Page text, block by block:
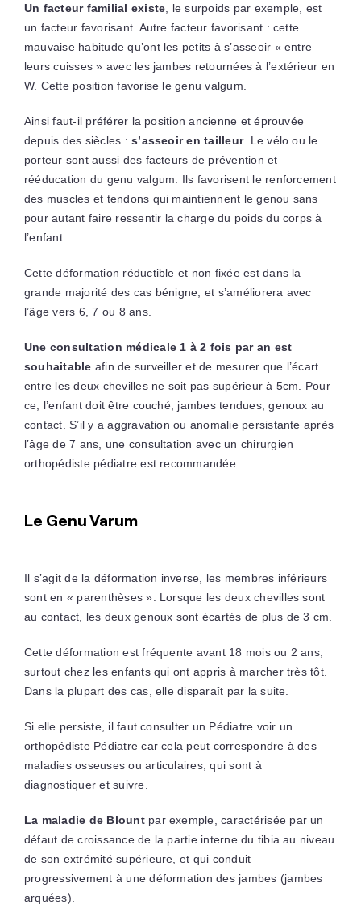
Un facteur familial existe , le surpoids par exemple, est
un facteur favorisant. Autre facteur favorisant : cette
mauvaise habitude qu’ont les petits à s’asseoir « entre
leurs cuisses » avec les jambes retournées à l’extérieur en
W. Cette position favorise le genu valgum.
Ainsi faut-il préférer la position ancienne et éprouvée
depuis des siècles :s’asseoir en tailleur. Le vélo ou le
porteur sont aussi des facteurs de prévention et
rééducation du genu valgum. Ils favorisent le renforcement
des muscles et tendons qui maintiennent le genou sans
pour autant faire ressentir la charge du poids du corps à
l’enfant.
Cette déformation réductible et non fixée est dans la
grande majorité des cas bénigne, et s’améliorera avec
l’âge vers 6, 7 ou 8 ans.
Une consultation médicale 1 à 2 fois par an est
souhaitable afin de surveiller et de mesurer que l’écart
entre les deux chevilles ne soit pas supérieur à 5cm. Pour
ce, l’enfant doit être couché, jambes tendues, genoux au
contact. S’il y a aggravation ou anomalie persistante après
l’âge de 7 ans, une consultation avec un chirurgien
orthopédiste pédiatre est recommandée.
Le Genu Varum
Il s’agit de la déformation inverse, les membres inférieurs
sont en « parenthèses ». Lorsque les deux chevilles sont
au contact, les deux genoux sont écartés de plus de 3 cm.
Cette déformation est fréquente avant 18 mois ou 2 ans,
surtout chez les enfants qui ont appris à marcher très tôt.
Dans la plupart des cas, elle disparaît par la suite.
Si elle persiste, il faut consulter un Pédiatre voir un
orthopédiste Pédiatre car cela peut correspondre à des
maladies osseuses ou articulaires, qui sont à
diagnostiquer et suivre.
La maladie de Blountpar exemple, caractérisée par un
défaut de croissance de la partie interne du tibia au niveau
de son extrémité supérieure, et qui conduit
progressivement à une déformation des jambes (jambes
arquées).